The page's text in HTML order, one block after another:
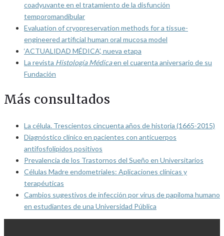
coadyuvante en el tratamiento de la disfunción
temporomandibular
Evaluation of cryopreservation methods for a tissue-
engineered artificial human oral mucosa model
‘ACTUALIDAD MÉDICA’, nueva etapa
La revista Histología Médicaen el cuarenta aniversario de su
Fundación
Más consultados
La célula. Trescientos cincuenta años de historia (1665-2015)
Diagnóstico clínico en pacientes con anticuerpos
antifosfolípidos positivos
Prevalencia de los Trastornos del Sueño en Universitarios
Células Madre endometriales: Aplicaciones clínicas y
terapéuticas
Cambios sugestivos de infección por virus de papiloma humano
en estudiantes de una Universidad Pública